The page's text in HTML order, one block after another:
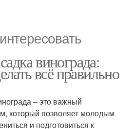
винограда:
всё правильно
– это важный
который позволяет молодым
и подготовиться к